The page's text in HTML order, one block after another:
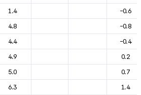
1.4
-0.6
4.8
-0.8
4.4
-0.4
4.9
0.2
5.0
0.7
6.3
1.4